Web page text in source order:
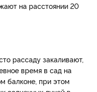
на расстоянии 20
рассаду закаливают,
время в сад на
балконе, при этом